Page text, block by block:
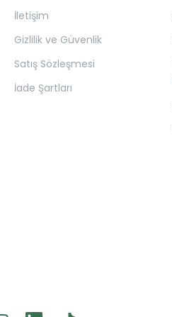
İletişim
Gizlilik ve Güvenlik
Satış Sözleşmesi
İade Şartları